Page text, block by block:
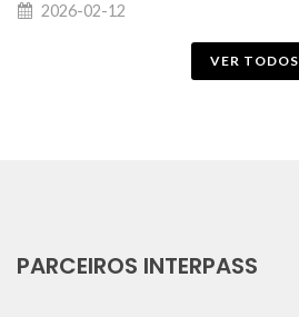
2026-02-12
VER TODOS
PARCEIROS INTERPASS